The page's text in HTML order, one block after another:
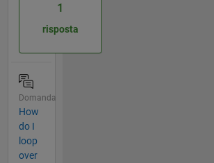
1
risposta
Domanda
How
do I
loop
over